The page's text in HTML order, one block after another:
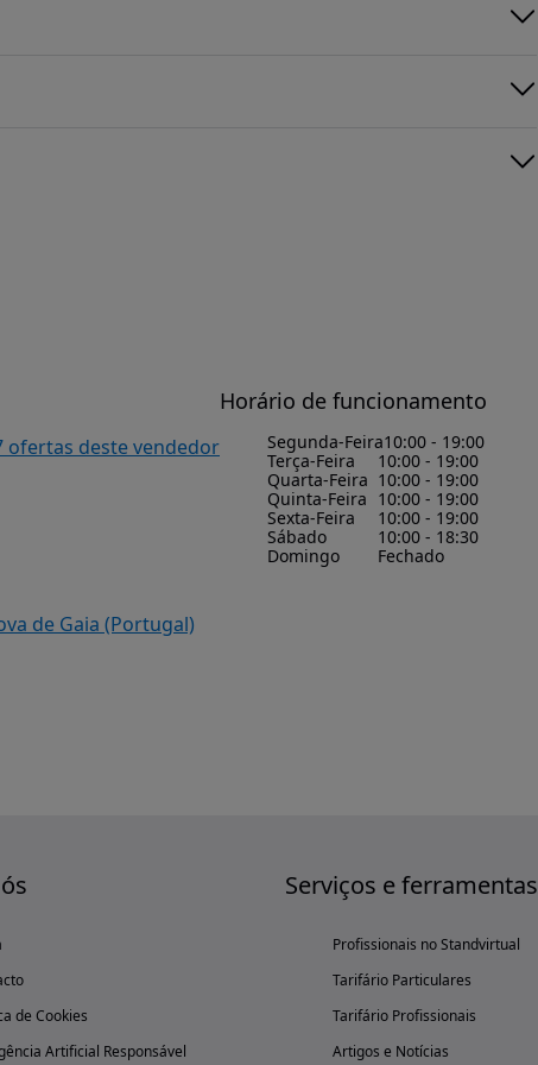
ofertas deste vendedor
Horário de funcionamento
Segunda-Feira10:00 - 19:00
Terça-Feira
10:00 - 19:00
Quarta-Feira 10:00 - 19:00
Quinta-Feira 10:00 - 19:00
Sexta-Feira
10:00 - 19:00
Sábado
10:00 - 18:30
Domingo
Fechado
de Gaia (Portugal)
de Cookies
Artificial Responsável
Serviços e ferramentas
Profissionais no Standvirtual
Tarifário Particulares
Tarifário Profissionais
Artigos e Notícias